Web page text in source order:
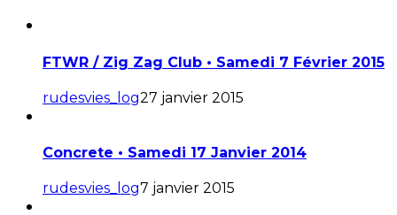
FTWR / Zig Zag Club • Samedi 7 Février 2015
rudesvies_log27 janvier 2015
Concrete • Samedi 17 Janvier 2014
rudesvies_log7 janvier 2015